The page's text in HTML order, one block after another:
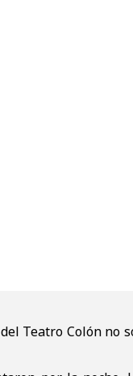
Teatro Colón no